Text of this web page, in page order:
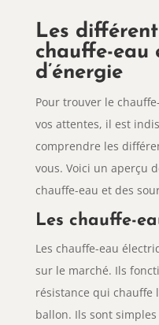
Les
chauffe-eau
d’énergie
Pour trouver le
vos attentes, il est
comprendre les
vous. Voici un aperçu
chauffe-eau et des
Les chauffe-
Les chauffe-eau
sur le marché. Ils
résistance qui chauffe
ballon. Ils sont